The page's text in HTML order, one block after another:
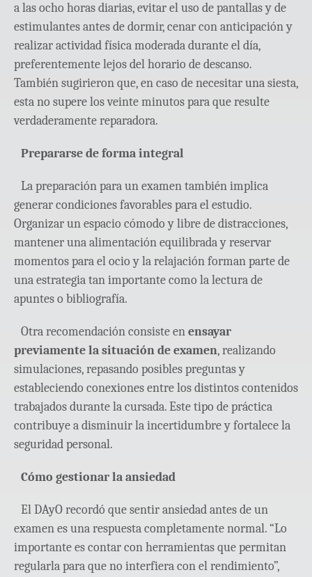
a las ocho horas diarias, evitar el uso de pantallas y de
estimulantes antes de dormir, cenar con anticipación y
realizar actividad física moderada durante el día,
preferentemente lejos del horario de descanso.
También sugirieron que, en caso de necesitar una siesta,
esta no supere los veinte minutos para que resulte
verdaderamente reparadora.
Prepararse de forma integral
La preparación para un examen también implica
generar condiciones favorables para el estudio.
Organizar un espacio cómodo y libre de distracciones,
mantener una alimentación equilibrada y reservar
momentos para el ocio y la relajación forman parte de
una estrategia tan importante como la lectura de
apuntes o bibliografía.
Otra recomendación consiste enensayar
previamente la situación de examen, realizando
simulaciones, repasando posibles preguntas y
estableciendo conexiones entre los distintos contenidos
trabajados durante la cursada. Este tipo de práctica
contribuye a disminuir la incertidumbre y fortalece la
seguridad personal.
Cómo gestionar la ansiedad
El DAyO recordó que sentir ansiedad antes de un
examen es una respuesta completamente normal. “Lo
importante es contar con herramientas que permitan
regularla para que no interfiera con el rendimiento”,